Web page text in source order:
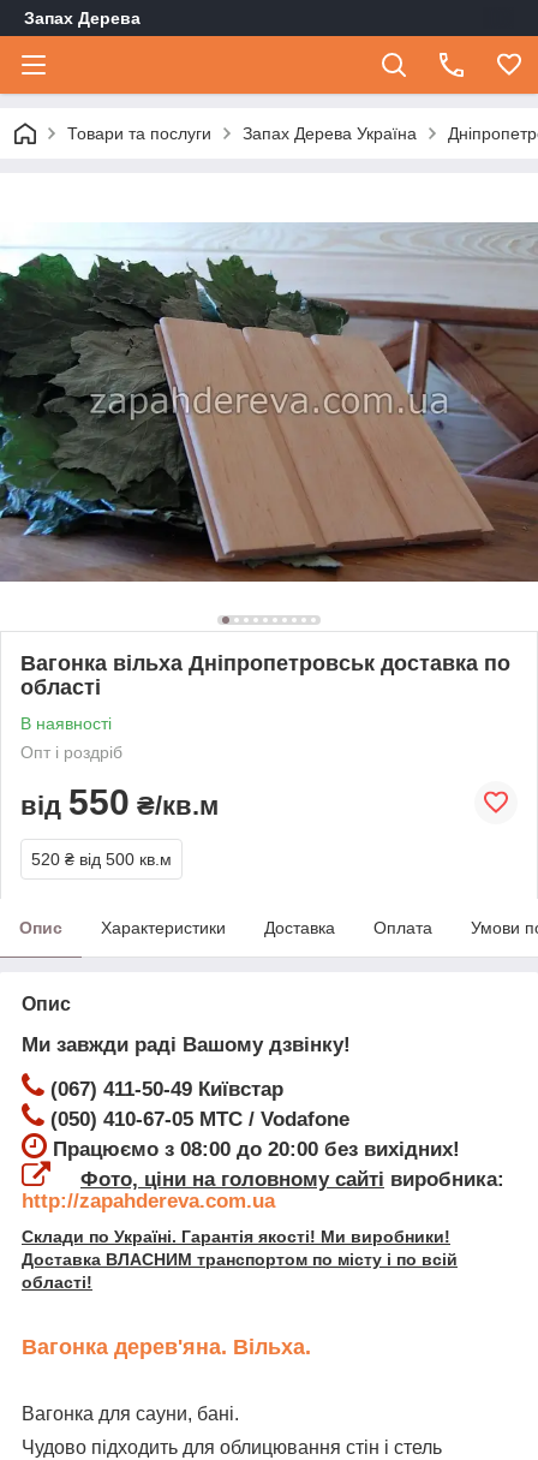
Запах Дерева
Товари та послуги Запах Дерева Україна
Вагонка вільха Дніпропетровськ доставка по
області
В наявності
Опт і роздріб
від 550 ₴/кв.м
520 ₴ від 500 кв.м
Опис Характеристики Доставка Оплата Умови
Опис
Ми завжди раді Вашому дзвінку!
(067) 411-50-49 Київстар
(050) 410-67-05 МТС / Vodafone
Працюємо з 08:00 до 20:00 без вихідних!
Фото, ціни на головному сайті виробника:
http://zapahdereva.com.ua
Склади по Україні. Гарантія якості! Ми виробники!
Доставка ВЛАСНИМ транспортом по місту і по всій
області!
Вагонка дерев'яна. Вільха.
Вагонка для сауни, бані.
Чудово підходить для облицювання стін і стель